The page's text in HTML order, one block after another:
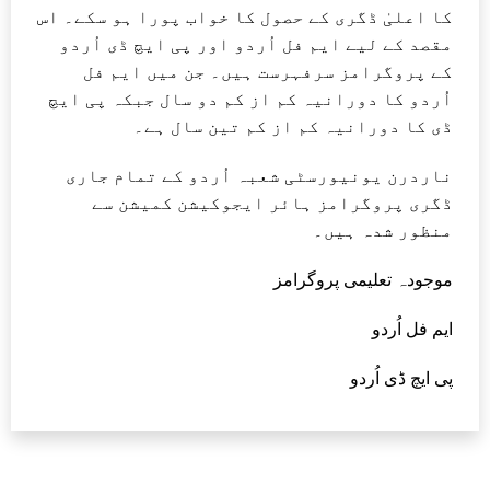
کا اعلیٰ ڈگری کے حصول کا خواب پورا ہو سکے۔ اس
مقصد کے لیے ایم فل اُردو اور پی ایچ ڈی اُردو
کے پروگرامز سرفہرست ہیں۔ جن میں ایم فل
اُردو کا دورانیہ کم از کم دو سال جبکہ پی ایچ
ڈی کا دورانیہ کم از کم تین سال ہے۔
ناردرن یونیورسٹی شعبہ اُردو کے تمام جاری
ڈگری پروگرامز ہائر ایجوکیشن کمیشن سے
منظور شدہ ہیں۔
موجودہ تعلیمی پروگرامز
ایم فل اُردو
پی ایچ ڈی اُردو